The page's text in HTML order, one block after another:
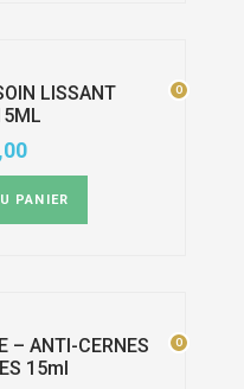
LISSANT
0
PANIER
0
– ANTI-CERNES
15ml
0
0